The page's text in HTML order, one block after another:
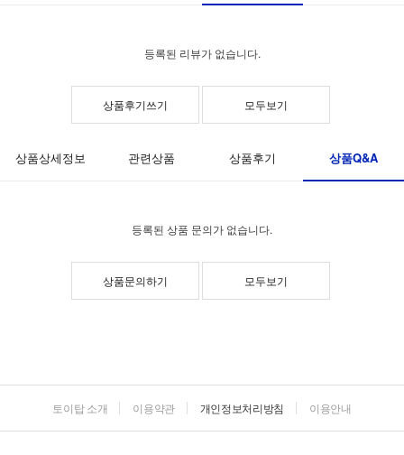
등록된 리뷰가 없습니다.
상품후기쓰기 모두보기
상품상세정보 관련상품 상품후기 상품Q&A
등록된 상품 문의가 없습니다.
상품문의하기 모두보기
토이탑 소개 이용약관 개인정보처리방침 이용안내